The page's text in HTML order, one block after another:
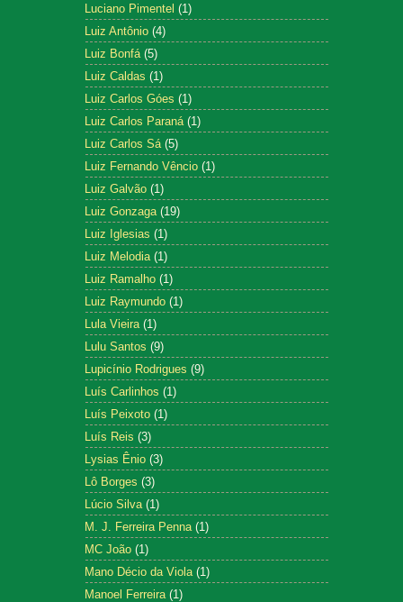
Luciano Pimentel (1)
Luiz Antônio (4)
Luiz Bonfá (5)
Luiz Caldas (1)
Luiz Carlos Góes (1)
Luiz Carlos Paraná (1)
Luiz Carlos Sá (5)
Luiz Fernando Vêncio (1)
Luiz Galvão (1)
Luiz Gonzaga (19)
Luiz Iglesias (1)
Luiz Melodia (1)
Luiz Ramalho (1)
Luiz Raymundo (1)
Lula Vieira (1)
Lulu Santos (9)
Lupicínio Rodrigues (9)
Luís Carlinhos (1)
Luís Peixoto (1)
Luís Reis (3)
Lysias Ênio (3)
Lô Borges (3)
Lúcio Silva (1)
M. J. Ferreira Penna (1)
MC João (1)
Mano Décio da Viola (1)
Manoel Ferreira (1)